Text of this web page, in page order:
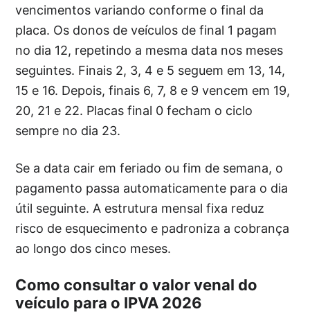
vencimentos variando conforme o final da
placa. Os donos de veículos de final 1 pagam
no dia 12, repetindo a mesma data nos meses
seguintes. Finais 2, 3, 4 e 5 seguem em 13, 14,
15 e 16. Depois, finais 6, 7, 8 e 9 vencem em 19,
20, 21 e 22. Placas final 0 fecham o ciclo
sempre no dia 23.
Se a data cair em feriado ou fim de semana, o
pagamento passa automaticamente para o dia
útil seguinte. A estrutura mensal fixa reduz
risco de esquecimento e padroniza a cobrança
ao longo dos cinco meses.
Como consultar o valor venal do
veículo para o IPVA 2026